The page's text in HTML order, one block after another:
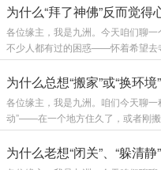
耳是个沉稳老汉声，右耳是个利落大
口立起来，香也供上了，反而觉得仙
了？仙家不稀罕我了？如果你正经
诉你，这非但不是坏事，反而是你们
远...
各位缘主，我是九洲。今天咱们聊
不少人都有过的困惑——怀着希望去
佛菩萨，也捐了功德，可走出来后
慰，反而有一种莫名的“空落落”，甚
咕：是我的心不诚吗？还是根本就没
着否定自己或信仰。今天九洲就带
灵，是你的“依赖模式”遇到了天花板
各位缘主，我是九洲。咱们今天聊一
动”——在一个地方住久了，或者刚
里就总有一股强烈的冲动，想“搬家”
生活。 也不是现在的地方有什么具
为什么老想“闭关”、“躲清